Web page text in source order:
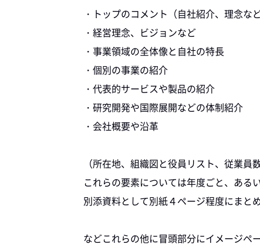
・トップのコメント（自社紹介、理念など
・経営理念、ビジョンなど
・事業領域の全体像と自社の特長
・個別の事業の紹介
・代表的サービスや製品の紹介
・研究開発や国際展開などの体制紹介
・会社概要や沿革
（所在地、組織図と役員リスト、従業員
これらの要素については年度ごと、ある
別添資料として別紙４ページ程度にまと
などこれらの他に冒頭部分にイメージペ